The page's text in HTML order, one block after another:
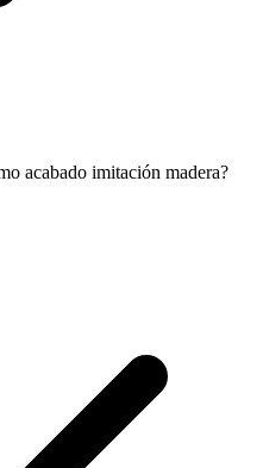
acabado imitación madera?